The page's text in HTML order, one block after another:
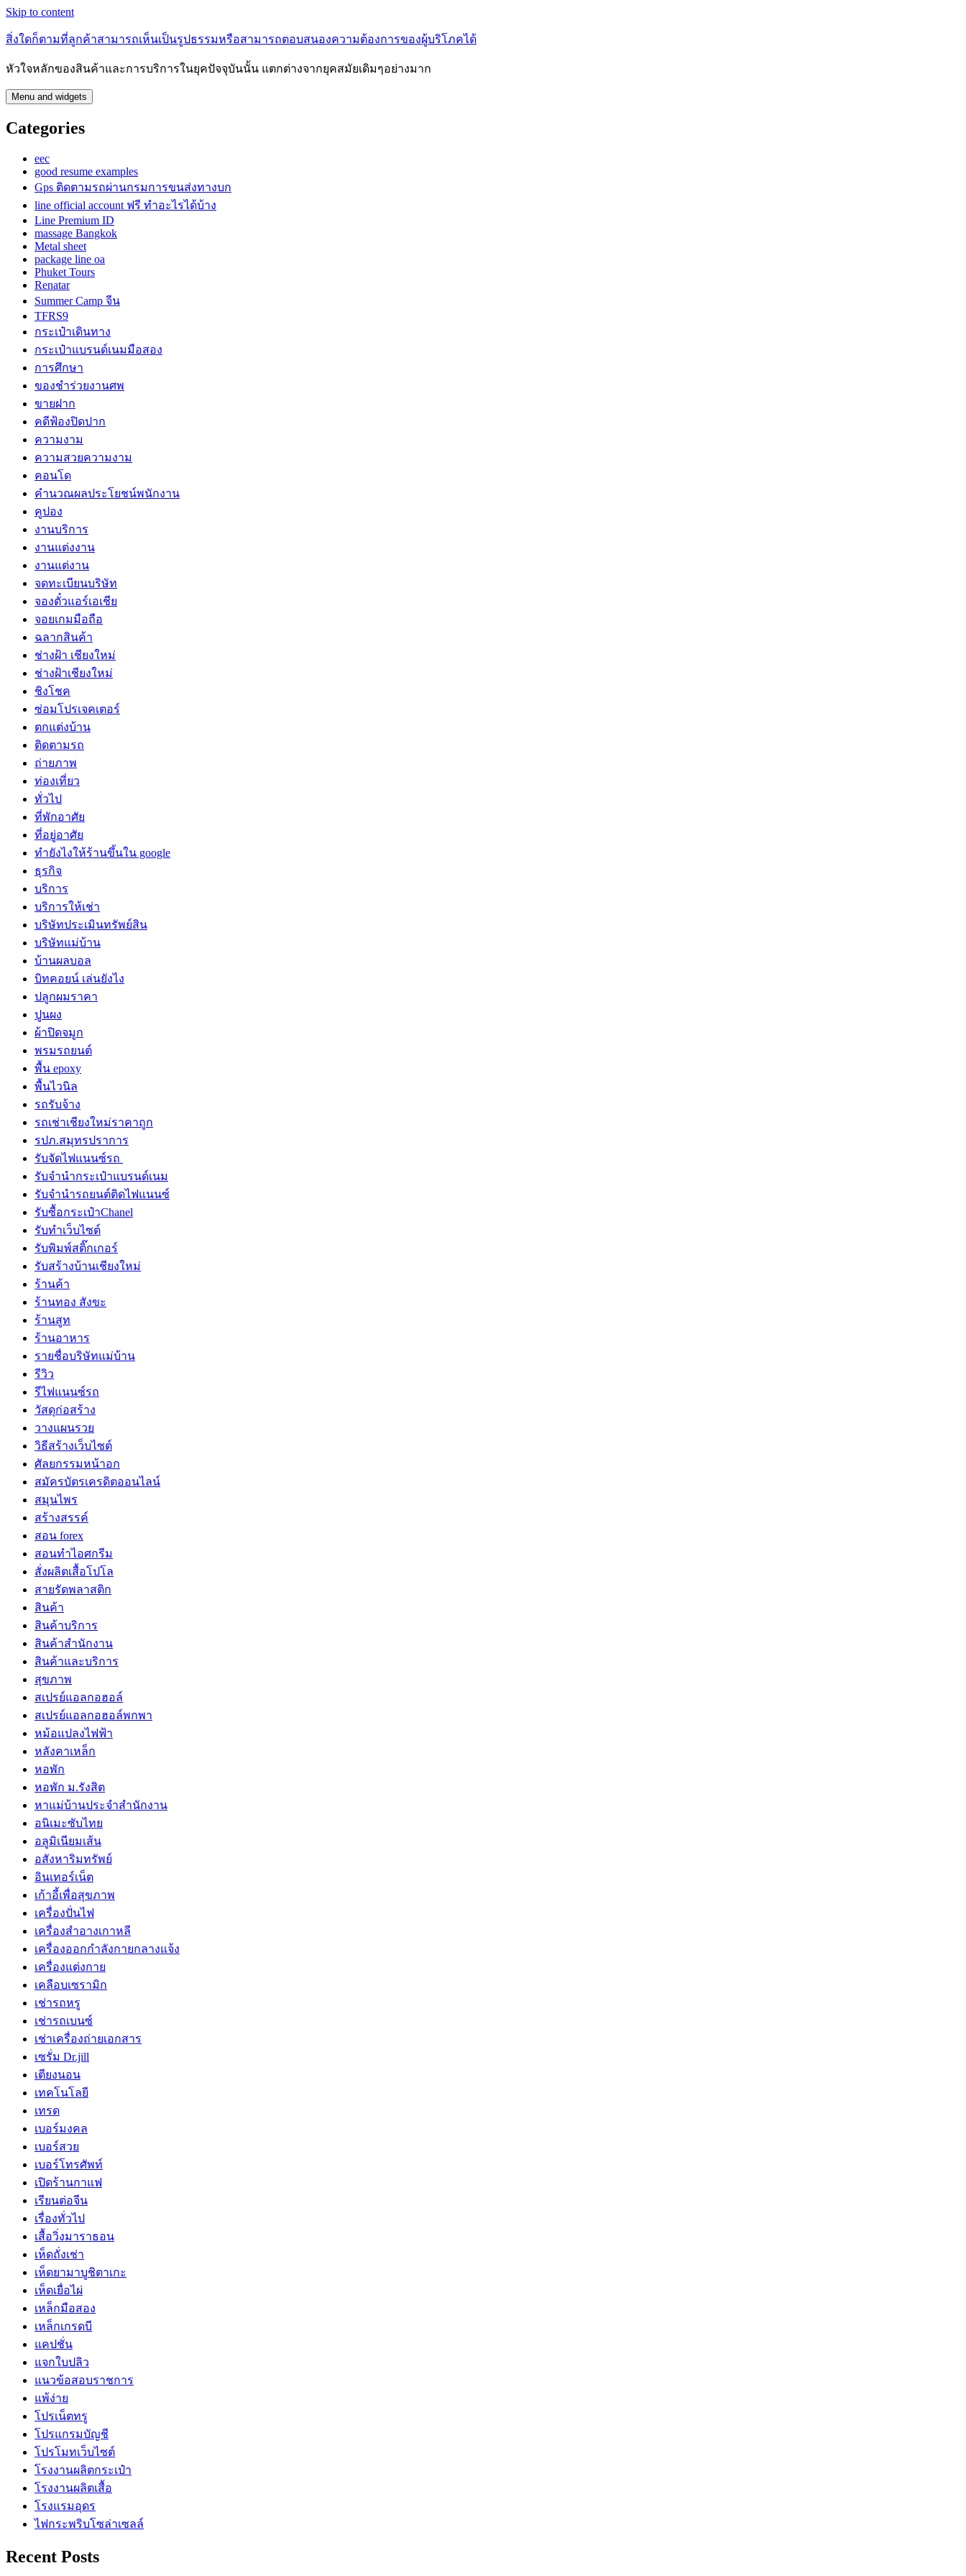
Skip to content
สิ่งใดก็ตามที่ลูกค้าสามารถเห็นเป็นรูปธรรมหรือสามารถตอบสนองความต้องการของผู้บริโภคได้
หัวใจหลักของสินค้าและการบริการในยุคปัจจุบันนั้น แตกต่างจากยุคสมัยเดิมๆอย่างมาก
Menu and widgets
Categories
eec
good resume examples
Gps ติดตามรถผ่านกรมการขนส่งทางบก
line official account ฟรี ทําอะไรได้บ้าง
Line Premium ID
massage Bangkok
Metal sheet
package line oa
Phuket Tours
Renatar
Summer Camp จีน
TFRS9
กระเป๋าเดินทาง
กระเป๋าแบรนด์เนมมือสอง
การศึกษา
ของชำร่วยงานศพ
ขายฝาก
คดีฟ้องปิดปาก
ความงาม
ความสวยความงาม
คอนโด
คำนวณผลประโยชน์พนักงาน
คูปอง
งานบริการ
งานแต่งงาน
งานแต่งาน
จดทะเบียนบริษัท
จองตั๋วแอร์เอเชีย
จอยเกมมือถือ
ฉลากสินค้า
ช่างฝ้า เชียงใหม่
ช่างฝ้าเชียงใหม่
ชิงโชค
ซ่อมโปรเจคเตอร์
ตกแต่งบ้าน
ติดตามรถ
ถ่ายภาพ
ท่องเที่ยว
ทั่วไป
ที่พักอาศัย
ที่อยู่อาศัย
ทํายังไงให้ร้านขึ้นใน google
ธุรกิจ
บริการ
บริการให้เช่า
บริษัทประเมินทรัพย์สิน
บริษัทแม่บ้าน
บ้านผลบอล
บิทคอยน์ เล่นยังไง
ปลูกผมราคา
ปูนผง
ผ้าปิดจมูก
พรมรถยนต์
พื้น epoxy
พื้นไวนิล
รถรับจ้าง
รถเช่าเชียงใหม่ราคาถูก
รปภ.สมุทรปราการ
รับจัดไฟแนนซ์รถ
รับจำนำกระเป๋าแบรนด์เนม
รับจํานํารถยนต์ติดไฟแนนซ์
รับซื้อกระเป๋าChanel
รับทําเว็บไซต์
รับพิมพ์สติ๊กเกอร์
รับสร้างบ้านเชียงใหม่
ร้านค้า
ร้านทอง สังขะ
ร้านสูท
ร้านอาหาร
รายชื่อบริษัทแม่บ้าน
รีวิว
รีไฟแนนซ์รถ
วัสดุก่อสร้าง
วางแผนรวย
วิธีสร้างเว็บไซต์
ศัลยกรรมหน้าอก
สมัครบัตรเครดิตออนไลน์
สมุนไพร
สร้างสรรค์
สอน forex
สอนทำไอศกรีม
สั่งผลิตเสื้อโปโล
สายรัดพลาสติก
สินค้า
สินค้าบริการ
สินค้าสํานักงาน
สินค้าและบริการ
สุขภาพ
สเปรย์แอลกอฮอล์
สเปรย์แอลกอฮอล์พกพา
หม้อแปลงไฟฟ้า
หลังคาเหล็ก
หอพัก
หอพัก ม.รังสิต
หาแม่บ้านประจำสำนักงาน
อนิเมะซับไทย
อลูมิเนียมเส้น
อสังหาริมทรัพย์
อินเทอร์เน็ต
เก้าอี้เพื่อสุขภาพ
เครื่องปั่นไฟ
เครื่องสำอางเกาหลี
เครื่องออกกำลังกายกลางแจ้ง
เครื่องแต่งกาย
เคลือบเซรามิก
เช่ารถหรู
เช่ารถเบนซ์
เช่าเครื่องถ่ายเอกสาร
เซรั่ม Dr.jill
เตียงนอน
เทคโนโลยี
เทรด
เบอร์มงคล
เบอร์สวย
เบอร์โทรศัพท์
เปิดร้านกาแฟ
เรียนต่อจีน
เรื่องทั่วไป
เสื้อวิ่งมาราธอน
เห็ดถั่งเช่า
เห็ดยามาบูชิตาเกะ
เห็ดเยื่อไผ่
เหล็กมือสอง
เหล็กเกรดบี
แคปชั่น
แจกใบปลิว
แนวข้อสอบราชการ
แพ้ง่าย
โปรเน็ตทรู
โปรแกรมบัญชี
โปรโมทเว็บไซต์
โรงงานผลิตกระเป๋า
โรงงานผลิตเสื้อ
โรงแรมอุดร
ไฟกระพริบโซล่าเซลล์
Recent Posts